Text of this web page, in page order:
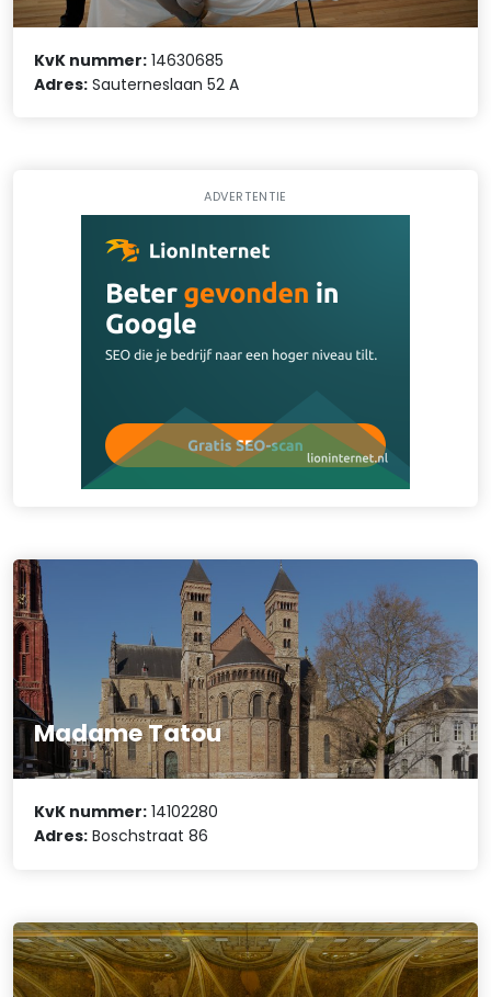
KvK nummer: 14630685
Adres: Sauterneslaan 52 A
ADVERTENTIE
Madame Tatou
KvK nummer: 14102280
Adres: Boschstraat 86